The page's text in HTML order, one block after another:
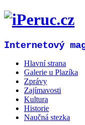
Internetový
Hlavní strana
Galerie u Plazíka
Zprávy
Zajímavosti
Kultura
Historie
Naučná stezka